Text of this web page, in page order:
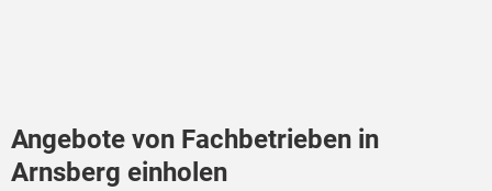
Angebote von Fachbetrieben in
Arnsberg einholen